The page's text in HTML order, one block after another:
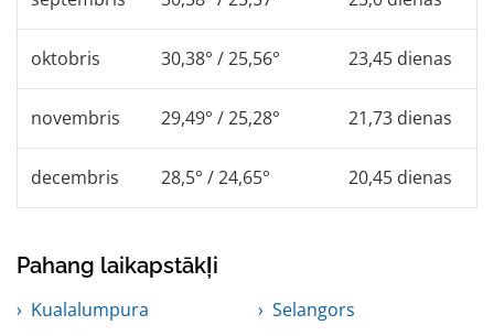
oktobris 30,38° / 25,56° 23,45 dienas
novembris 29,49° / 25,28° 21,73 dienas
decembris 28,5° / 24,65° 20,45 dienas
Pahang laikapstākļi
Kualalumpura
Selangors